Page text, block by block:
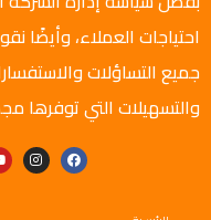
احتياجات العملاء، وأيضًا
جميع التساؤلات
والتسهيلات التي توفرها